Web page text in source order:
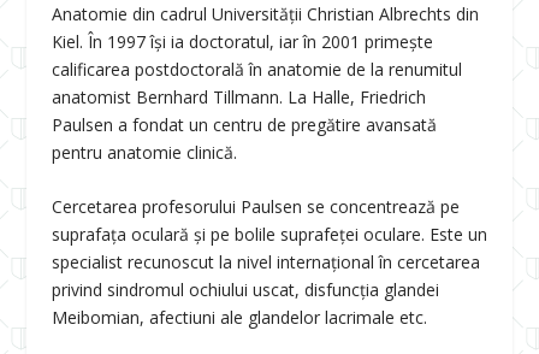
Anatomie din cadrul Universității Christian Albrechts din
Kiel. În 1997 își ia doctoratul, iar în 2001 primește
calificarea postdoctorală în anatomie de la renumitul
anatomist Bernhard Tillmann. La Halle, Friedrich
Paulsen a fondat un centru de pregătire avansată
pentru anatomie clinică.
Cercetarea profesorului Paulsen se concentrează pe
suprafața oculară și pe bolile suprafeței oculare. Este un
specialist recunoscut la nivel internațional în cercetarea
privind sindromul ochiului uscat, disfuncția glandei
Meibomian, afectiuni ale glandelor lacrimale etc.